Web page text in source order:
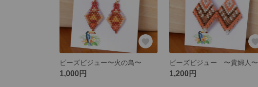
ビーズビジュー〜火の鳥〜
1,000円
ビーズビジュー 〜貴婦人〜
1,200円